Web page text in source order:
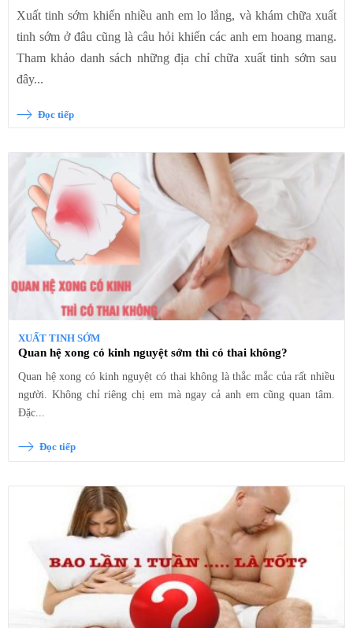
Xuất tinh sớm khiến nhiều anh em lo lắng, và khám chữa xuất
tinh sớm ở đâu cũng là câu hỏi khiến các anh em hoang mang.
Tham khảo danh sách những địa chỉ chữa xuất tinh sớm sau
đây...
Đọc tiếp
XUẤT TINH SỚM
Quan hệ xong có kinh nguyệt sớm thì có thai không?
Quan hệ xong có kinh nguyệt có thai không là thắc mắc của rất nhiều
người. Không chỉ riêng chị em mà ngay cả anh em cũng quan tâm.
Đặc...
Đọc tiếp